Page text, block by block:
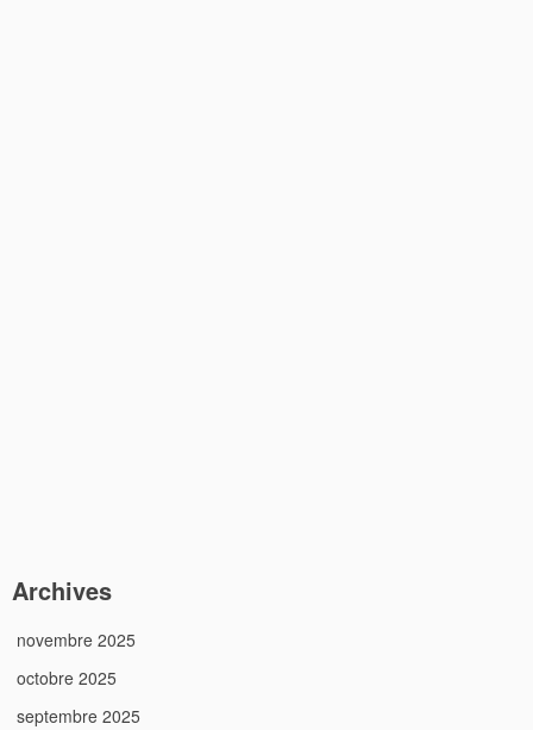
Archives
novembre 2025
octobre 2025
septembre 2025